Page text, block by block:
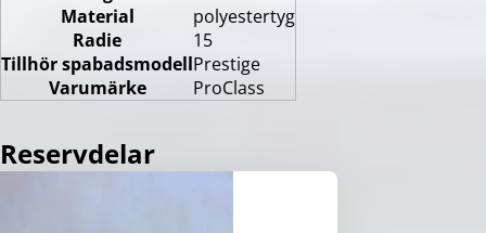
Material
polyestertyg
Radie
15
Tillhör spabadsmodellPrestige
Varumärke
ProClass
Reservdelar